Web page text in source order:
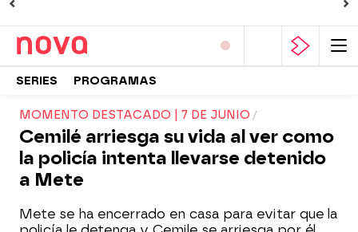
SERIES PROGRAMAS
MOMENTO DESTACADO | 7 DE JUNIO
Cemilé arriesga su vida al ver como
la policía intenta llevarse detenido
a Mete
Mete se ha encerrado en casa para evitar que la